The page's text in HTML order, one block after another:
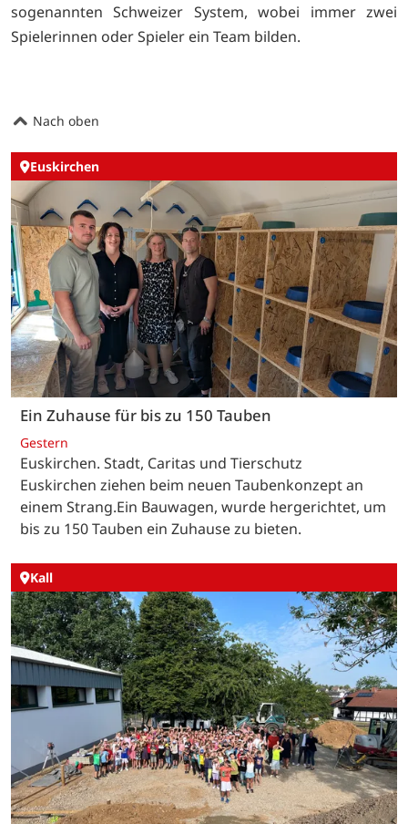
sogenannten Schweizer System, wobei immer zwei
Spielerinnen oder Spieler ein Team bilden.
Nach oben
Euskirchen
Ein Zuhause für bis zu 150 Tauben
Gestern
Euskirchen. Stadt, Caritas und Tierschutz
Euskirchen ziehen beim neuen Taubenkonzept an
einem Strang.Ein Bauwagen, wurde hergerichtet, um
bis zu 150 Tauben ein Zuhause zu bieten.
Kall